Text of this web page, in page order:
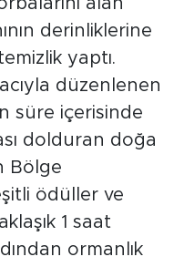
alan
derinliklerine
yaptı.
düzenlenen
süre içerisinde
dolduran doğa
Bölge
ödüller ve
1 saat
ormanlık